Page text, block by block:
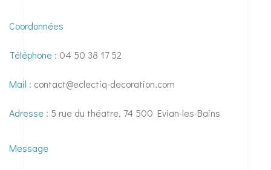
Coordonnées
Téléphone : 04 50 38 17 52
Mail : contact@eclectiq-decoration.com
Adresse : 5 rue du théatre, 74 500 Evian-les-Bains
Message